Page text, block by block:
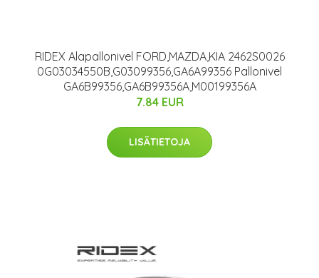
RIDEX Alapallonivel FORD,MAZDA,KIA 2462S0026
0G03034550B,G03099356,GA6A99356 Pallonivel
GA6B99356,GA6B99356A,M00199356A
7.84 EUR
LISÄTIETOJA